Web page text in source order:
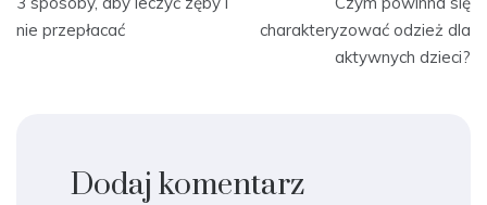
wpisu
nie przepłacać
charakteryzować odzież dla
aktywnych dzieci?
Dodaj komentarz